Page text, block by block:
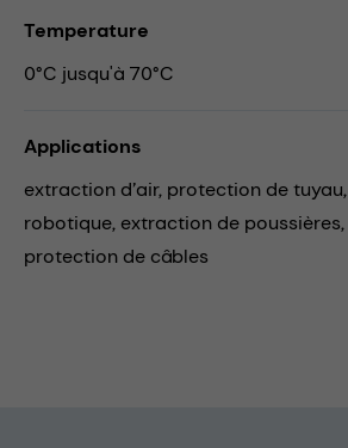
Temperature
0°C jusqu'à 70°C
Applications
extraction d’air, protection de tuyau,
robotique, extraction de poussières,
protection de câbles